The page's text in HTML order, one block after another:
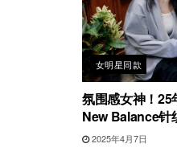
女明星同款
氛围感女神！25
New Balance针
2025年4月7日